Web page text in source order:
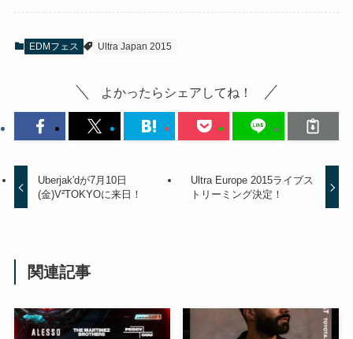
EDMフェス Ultra Japan 2015
よかったらシェアしてね！
Uberjak'dが7月10日
(金)V²TOKYOに来日！
Ultra Europe 2015ライブス
トリーミング決定！
関連記事